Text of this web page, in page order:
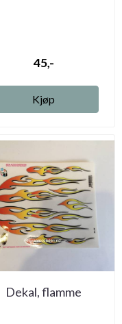
45,-
Kjøp
Dekal, flamme